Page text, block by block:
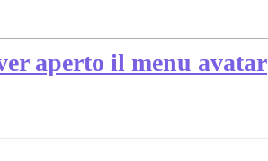
aperto il menu avatar